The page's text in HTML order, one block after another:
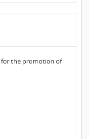
for the promotion of